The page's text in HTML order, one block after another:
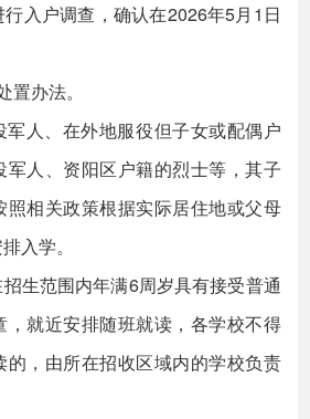
入户调查，确认在2026年5月1日
办法。
人、在外地服役但子女或配偶户
人、资阳区户籍的烈士等，其子
照相关政策根据实际居住地或父母
入学。
范围内年满6周岁具有接受普通
，就近安排随班就读，各学校不得
的，由所在招收区域内的学校负责